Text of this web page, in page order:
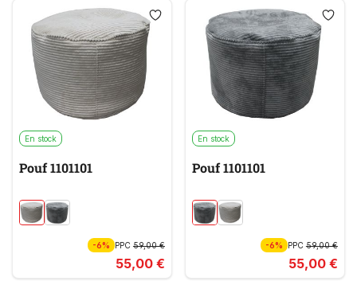
En stock
Pouf 1101101
-6% PPC 59,00 €
55,00 €
En stock
Pouf 1101101
-6% PPC59,00 €
55,00 €